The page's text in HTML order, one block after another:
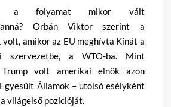
a folyamat mikor vált
Orbán Viktor szerint a
amikor az EU meghívta Kínát a
szervezetbe, a WTO-ba. Mint
Trump volt amerikai elnök azon
Államok – utolsó esélyként
világelső pozícióját.